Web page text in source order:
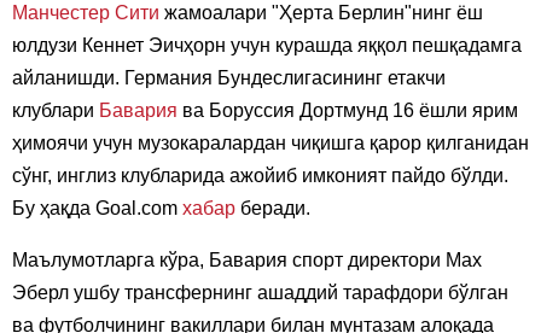
Манчестер Сити жамоалари "Ҳерта Берлин"нинг ёш
юлдузи Кеннет Эичҳорн учун курашда яққол пешқадамга
айланишди. Германия Бундеслигасининг етакчи
клублари Бавария ва Боруссия Дортмунд 16 ёшли ярим
ҳимоячи учун музокаралардан чиқишга қарор қилганидан
сўнг, инглиз клубларида ажойиб имконият пайдо бўлди.
Бу ҳақда Goal.com хабар беради.
Маълумотларга кўра, Бавария спорт директори Max
Эберл ушбу трансфернинг ашаддий тарафдори бўлган
ва футболчининг вакиллари билан мунтазам алоқада